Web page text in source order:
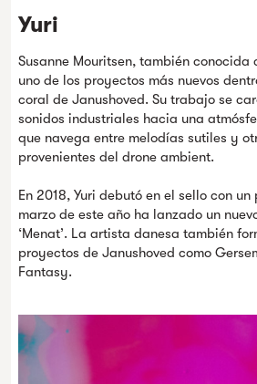
Yuri
Susanne Mouritsen, también conocida
uno de los proyectos más nuevos
coral de Janushoved. Su trabajo se
sonidos industriales hacia una
que navega entre melodías sutiles y
provenientes del drone ambient.
En 2018, Yuri debutó en el sello con un
marzo de este año ha lanzado un
‘Menat’. La artista danesa también
proyectos de Janushoved como
Fantasy.